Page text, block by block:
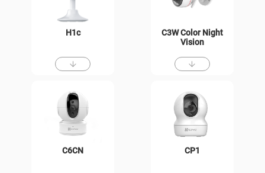
H1c
C3W Color Night
Vision
C6CN CP1